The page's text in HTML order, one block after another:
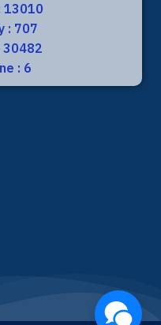
13010
: 707
30482
: 6